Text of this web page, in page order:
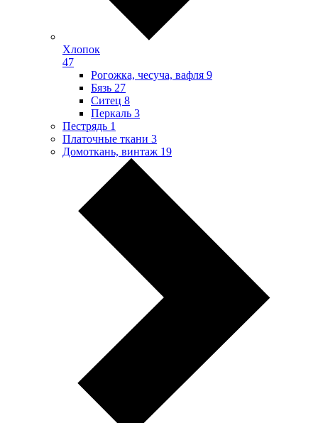
Хлопок
47
Рогожка, чесуча, вафля 9
Бязь 27
Ситец 8
Перкаль 3
Пестрядь 1
Платочные ткани 3
Домоткань, винтаж 19